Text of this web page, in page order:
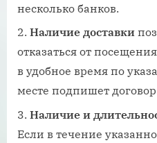
несколько банков.
Наличие доставки
отказаться от
в удобное время по
месте подпишет
Наличие и
Если в течение